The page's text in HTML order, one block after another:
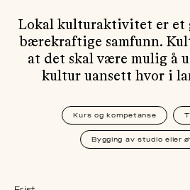
Lokal kulturaktivitet er et
bærekraftige samfunn.
at det skal være mulig å
kultur uansett hvor i
Kurs og kompetanse
Bygging av studio eller